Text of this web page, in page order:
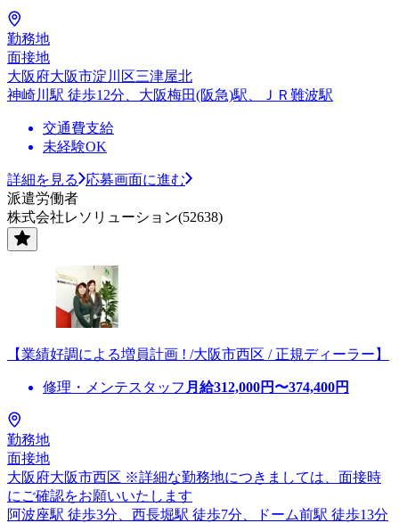
勤務地
面接地
大阪府大阪市淀川区三津屋北
神崎川駅 徒歩12分、大阪梅田(阪急)駅、ＪＲ難波駅
交通費支給
未経験OK
詳細を見る
応募画面に進む
派遣労働者
株式会社レソリューション(52638)
【業績好調による増員計画 ! /大阪市西区 / 正規ディーラー】
修理・メンテスタッフ 月給312,000円〜374,400円
勤務地
面接地
大阪府大阪市西区 ※詳細な勤務地につきましては、面接時
にご確認をお願いいたします
阿波座駅 徒歩3分、西長堀駅 徒歩7分、ドーム前駅 徒歩13分